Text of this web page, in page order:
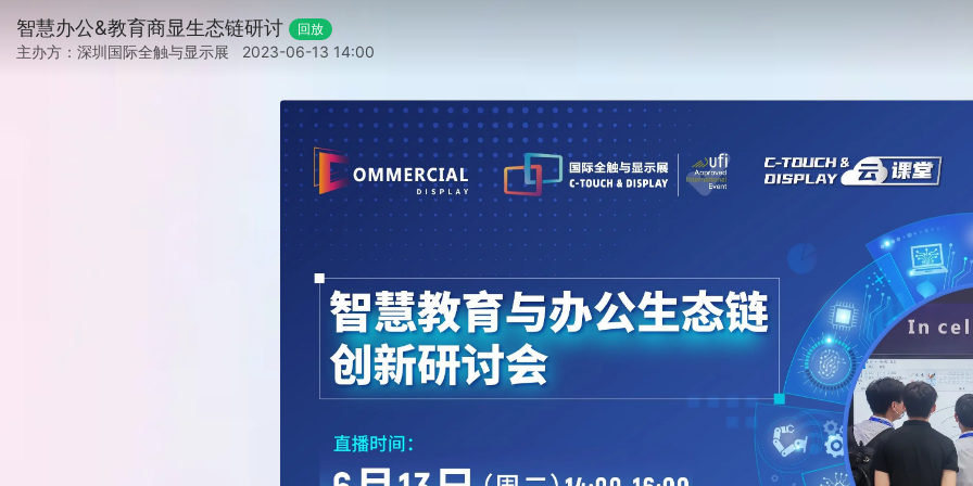
智慧办公&教育商显生态链研讨 回放
主办方：深圳国际全触与显示展 2023-06-13 14:00